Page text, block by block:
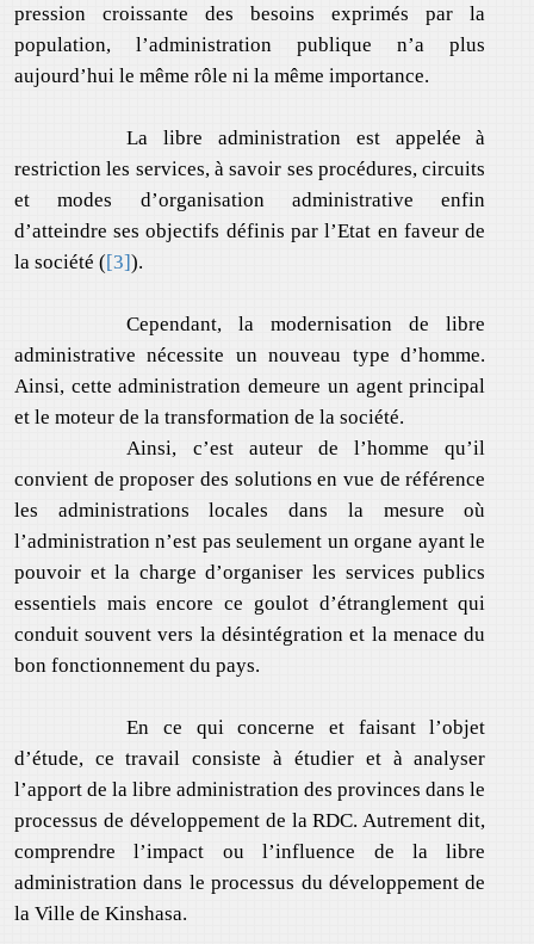
pression croissante des besoins exprimés par la
population, l’administration publique n’a plus
aujourd’hui le même rôle ni la même importance.
La libre administration est appelée à
restriction les services, à savoir ses procédures, circuits
et modes d’organisation administrative enfin
d’atteindre ses objectifs définis par l’Etat en faveur de
la société ([3]).
Cependant, la modernisation de libre
administrative nécessite un nouveau type d’homme.
Ainsi, cette administration demeure un agent principal
et le moteur de la transformation de la société.
Ainsi, c’est auteur de l’homme qu’il
convient de proposer des solutions en vue de référence
les administrations locales dans la mesure où
l’administration n’est pas seulement un organe ayant le
pouvoir et la charge d’organiser les services publics
essentiels mais encore ce goulot d’étranglement qui
conduit souvent vers la désintégration et la menace du
bon fonctionnement du pays.
En ce qui concerne et faisant l’objet
d’étude, ce travail consiste à étudier et à analyser
l’apport de la libre administration des provinces dans le
processus de développement de la RDC. Autrement dit,
comprendre l’impact ou l’influence de la libre
administration dans le processus du développement de
la Ville de Kinshasa.